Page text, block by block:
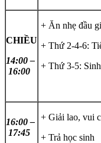
CHIỀU
14:00 –
16:00
+ Ăn nhẹ đầu
+ Thứ 2-4-6:
+ Thứ 3-5:
16:00 –
17:45
+ Giải lao, vui
+ Trả học sinh